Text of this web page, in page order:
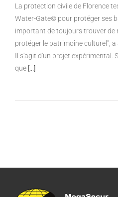
La protection civile de Florence
Water-Gate© pour protéger ses
important de toujours trouver de
protéger le patrimoine culturel",
Il s'agit d'un projet expérimental.
que [...]